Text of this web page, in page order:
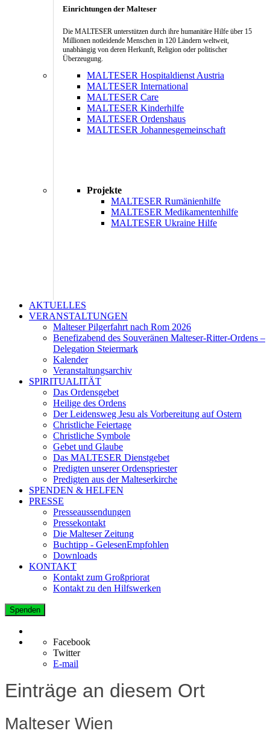
Einrichtungen der Malteser
Die MALTESER unterstützen durch ihre humanitäre Hilfe über 15
Millionen notleidende Menschen in 120 Ländern weltweit,
unabhängig von deren Herkunft, Religion oder politischer
Überzeugung.
MALTESER Hospitaldienst Austria
MALTESER International
MALTESER Care
MALTESER Kinderhilfe
MALTESER Ordenshaus
MALTESER Johannesgemeinschaft
Projekte
MALTESER Rumänienhilfe
MALTESER Medikamentenhilfe
MALTESER Ukraine Hilfe
AKTUELLES
VERANSTALTUNGEN
Malteser Pilgerfahrt nach Rom 2026
Benefizabend des Souveränen Malteser-Ritter-Ordens –
Delegation Steiermark
Kalender
Veranstaltungsarchiv
SPIRITUALITÄT
Das Ordensgebet
Heilige des Ordens
Der Leidensweg Jesu als Vorbereitung auf Ostern
Christliche Feiertage
Christliche Symbole
Gebet und Glaube
Das MALTESER Dienstgebet
Predigten unserer Ordenspriester
Predigten aus der Malteserkirche
SPENDEN & HELFEN
PRESSE
Presseaussendungen
Pressekontakt
Die Malteser Zeitung
Buchtipp - GelesenEmpfohlen
Downloads
KONTAKT
Kontakt zum Großpriorat
Kontakt zu den Hilfswerken
Spenden
Facebook
Twitter
E-mail
Einträge an diesem Ort
Malteser Wien